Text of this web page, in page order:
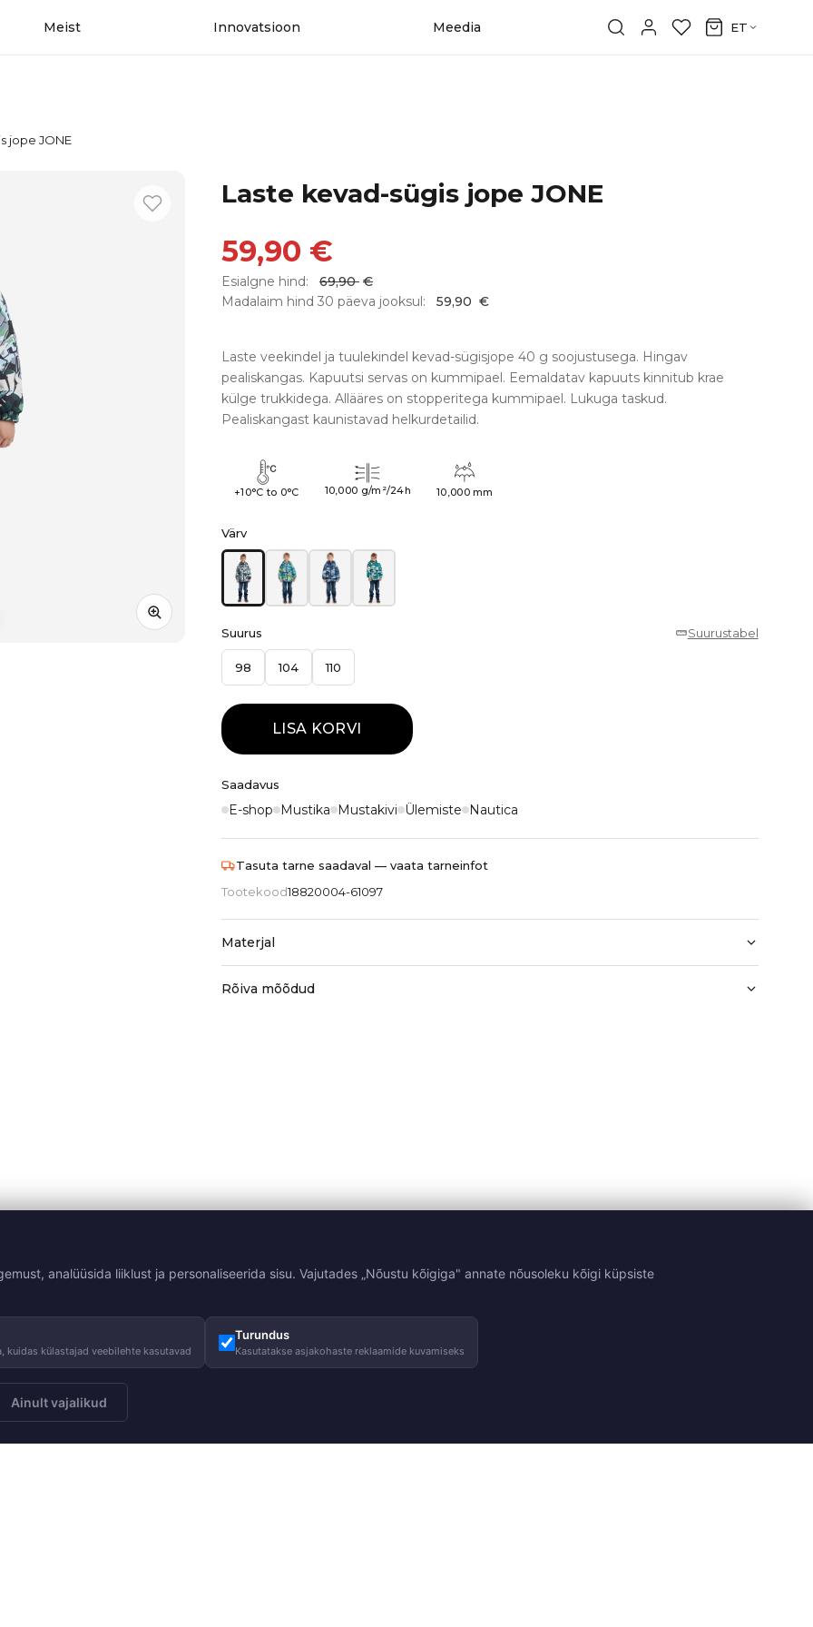
Meist Innovatsioon Meedia ET
jope JONE
Laste kevad-sügis jope JONE
59,90 €
Esialgne hind: 69,90 €
Madalaim hind 30 päeva jooksul:
59,90 €
Laste veekindel ja tuulekindel kevad-sügisjope 40 g soojustusega. Hingav
pealiskangas. Kapuutsi servas on kummipael. Eemaldatav kapuuts kinnitub krae
külge trukkidega. Allääres on stopperitega kummipael. Lukuga taskud.
Pealiskangast kaunistavad helkurdetailid.
+10°C to 0°C 10,000 g/m²/24h 10,000 mm
Värv
Suurus Suurustabel
98 104 110
LISA KORVI
Saadavus
E-shop Mustika Mustakivi Ülemiste Nautica
Tasuta tarne saadaval — vaata tarneinfot
Tootekood18820004-61097
Materjal
Rõiva mõõdud
analüüsida liiklust ja personaliseerida sisu. Vajutades „Nõustu kõigiga" annate nõusoleku kõigi küpsiste
kuidas külastajad veebilehte kasutavad
Turundus
Kasutatakse asjakohaste reklaamide kuvamiseks
Ainult vajalikud